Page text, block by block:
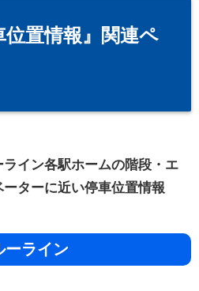
位置情報』関連ペ
イン各駅ホームの階段・エ
ターに近い停車位置情報
ーライン